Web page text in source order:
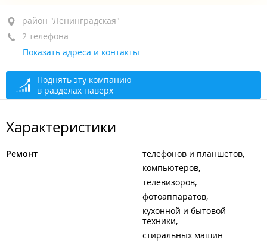
район "Ленинградская", ул. Ленинградская, 63
+7 (4212) 47-40-03
+7 914 180-11-01
сегодня закрыто
район "Ленинградская"
2 телефона
Показать адреса и контакты
Поднять эту компанию
в разделах наверх
Характеристики
Ремонт
телефонов и планшетов
компьютеров
телевизоров
фотоаппаратов
кухонной и бытовой
техники
стиральных машин